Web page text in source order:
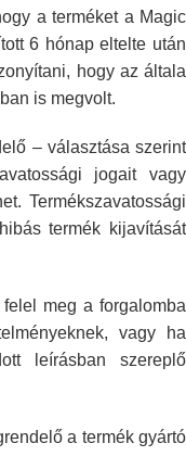
a terméket a Magic
6 hónap eltelte után
hogy az általa
is megvolt.
– választása szerint
jogait vagy
Termékszavatossági
termék kijavítását
meg a forgalomba
vagy ha
leírásban szereplő
a termék gyártó